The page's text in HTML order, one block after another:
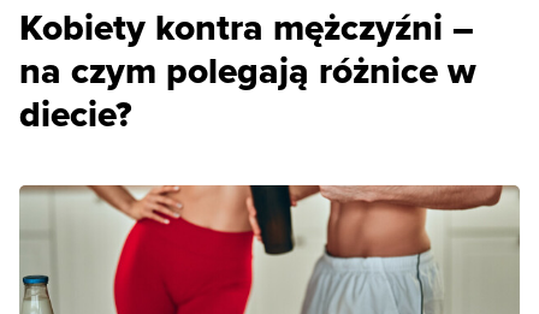
Kobiety kontra mężczyźni –
na czym polegają różnice w
diecie?